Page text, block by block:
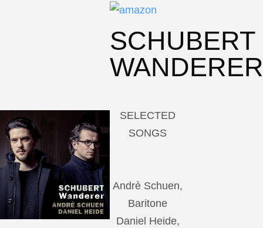
SCHUBERT
WANDERER
SELECTED
SONGS
Andrè Schuen,
Baritone
Daniel Heide,